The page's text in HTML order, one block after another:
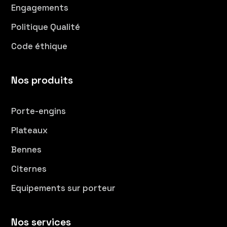
Engagements
Politique Qualité
Code éthique
Nos produits
Porte-engins
Plateaux
Bennes
Citernes
Equipements sur porteur
Nos services